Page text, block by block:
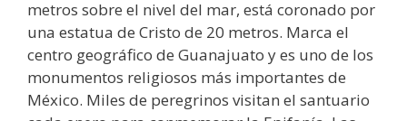
metros sobre el nivel del mar, está coronado por
una estatua de Cristo de 20 metros. Marca el
centro geográfico de Guanajuato y es uno de los
monumentos religiosos más importantes de
México. Miles de peregrinos visitan el santuario